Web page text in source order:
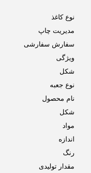
نوع کاغذ
مدیریت چاپ
سفارش سفارشی
ویژگی
شکل
نوع جعبه
نام محصول
شکل
مواد
اندازه
رنگ
مقدار تولیدی